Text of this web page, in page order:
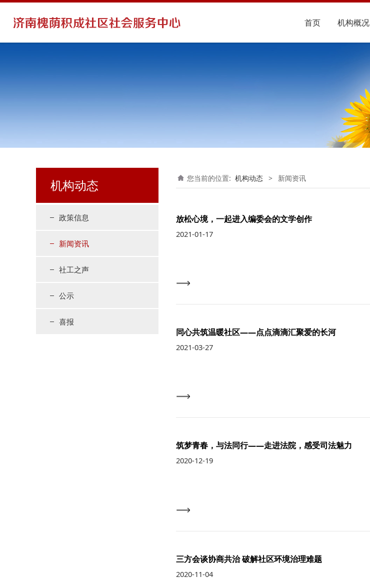
首页 机构概况
机构动态
政策信息
新闻资讯
社工之声
公示
喜报
您当前的位置: 机构动态 > 新闻资讯
放松心境，一起进入编委会的文学创作
2021-01-17
同心共筑温暖社区——点点滴滴汇聚爱的长河
2021-03-27
筑梦青春，与法同行——走进法院，感受司法魅力
2020-12-19
三方会谈协商共治 破解社区环境治理难题
2020-11-04